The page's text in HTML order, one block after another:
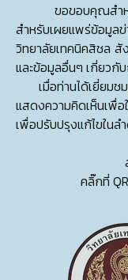
ขอขอบคุณสำหรับก
สำหรับเผยแพร่ข้อมูล
วิทยาลัยเทคนิคสิชล
และข้อมูลอื่นๆ เกี่ยวกั
เมื่อท่านได้เยี่ยมชม
แสดงความคิดเห็นเพื่อ
เพื่อปรับปรุงแก้ไขในล
คลิ๊กที่